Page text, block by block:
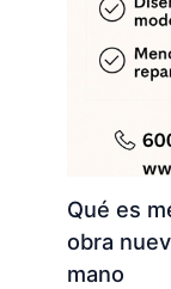
Qué es
obra
mano